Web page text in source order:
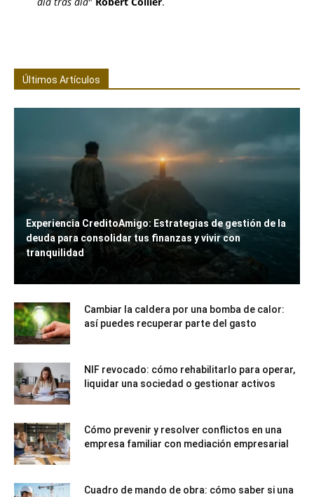
Últimos Artículos
Experiencia CreditoAmigo: Estrategias de gestión de la
deuda para consolidar tus finanzas y vivir con
tranquilidad
Cambiar la caldera por una bomba de calor:
así puedes recuperar parte del gasto
NIF revocado: cómo rehabilitarlo para operar,
liquidar una sociedad o gestionar activos
Cómo prevenir y resolver conflictos en una
empresa familiar con mediación empresarial
Cuadro de mando de obra: cómo saber si una